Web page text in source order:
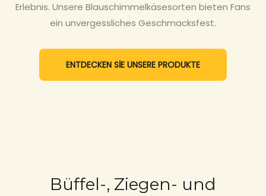
Erlebnis. Unsere Blauschimmelkäsesorten bieten Fans
ein unvergessliches Geschmacksfest.
ENTDECKEN SİE UNSERE PRODUKTE
Büffel-, Ziegen- und